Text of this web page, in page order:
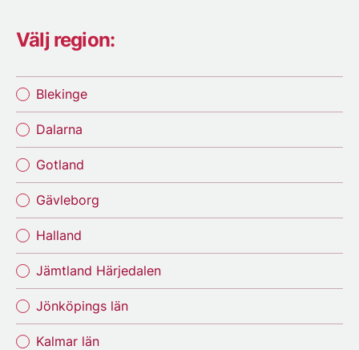
Välj region:
Blekinge
Dalarna
Gotland
Gävleborg
Halland
Jämtland Härjedalen
Jönköpings län
Kalmar län